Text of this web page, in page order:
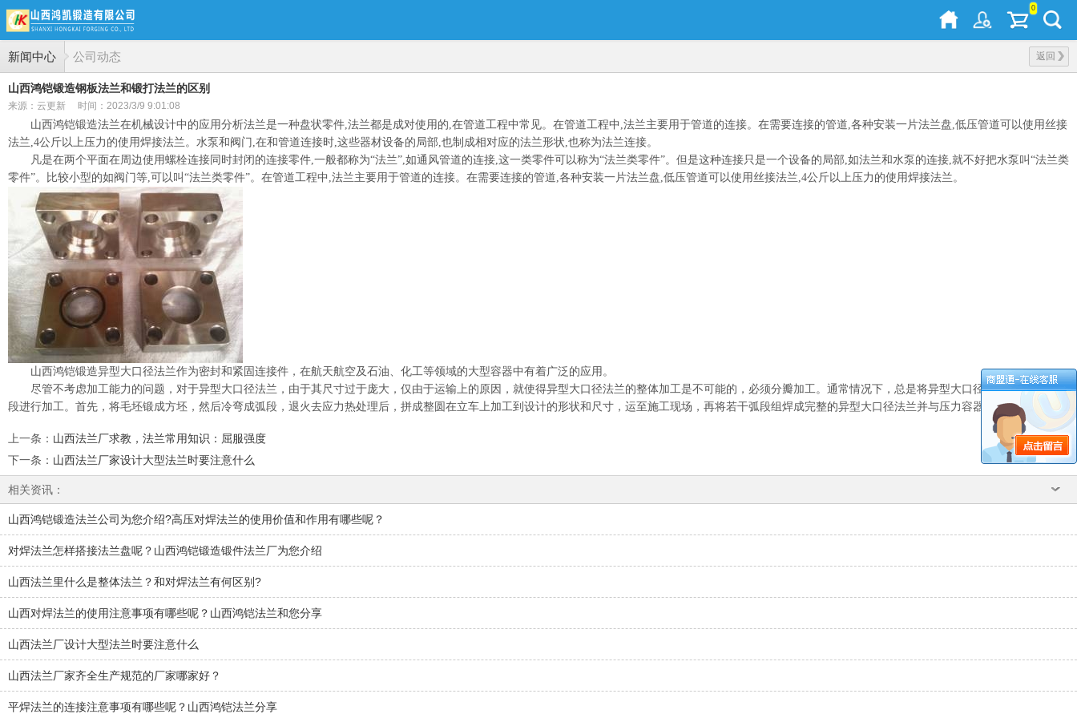
0
新闻中心 返回
公司动态
山西鸿铠锻造钢板法兰和锻打法兰的区别
来源：云更新 时间：2023/3/9 9:01:08
山西鸿铠锻造法兰在机械设计中的应用分析法兰是一种盘状零件,法兰都是成对使用的,在管道工程中常见。在管道工程中,法兰主要用于管道的连接。在需要连接的管道,各种安装一片法兰盘,低压管道可以使用丝接
法兰,4公斤以上压力的使用焊接法兰。水泵和阀门,在和管道连接时,这些器材设备的局部,也制成相对应的法兰形状,也称为法兰连接。
凡是在两个平面在周边使用螺栓连接同时封闭的连接零件,一般都称为“法兰”,如通风管道的连接,这一类零件可以称为“法兰类零件”。但是这种连接只是一个设备的局部,如法兰和水泵的连接,就不好把水泵叫“法兰类
零件”。比较小型的如阀门等,可以叫“法兰类零件”。在管道工程中,法兰主要用于管道的连接。在需要连接的管道,各种安装一片法兰盘,低压管道可以使用丝接法兰,4公斤以上压力的使用焊接法兰。
山西鸿铠锻造异型大口径法兰作为密封和紧固连接件，在航天航空及石油、化工等领域的大型容器中有着广泛的应用。
尽管不考虑加工能力的问题，对于异型大口径法兰，由于其尺寸过于庞大，仅由于运输上的原因，就使得异型大口径法兰的整体加工是不可能的，必须分瓣加工。通常情况下，总是将异型大口径法兰分成若干弧
段进行加工。首先，将毛坯锻成方坯，然后冷弯成弧段，退火去应力热处理后，拼成整圆在立车上加工到设计的形状和尺寸，运至施工现场，再将若干弧段组焊成完整的异型大口径法兰并与压力容器组焊。
上一条 ： 山西法兰厂求教，法兰常用知识：屈服强度
下一条 ： 山西法兰厂家设计大型法兰时要注意什么
相关资讯：
山西鸿铠锻造法兰公司为您介绍?高压对焊法兰的使用价值和作用有哪些呢？
对焊法兰怎样搭接法兰盘呢？山西鸿铠锻造锻件法兰厂为您介绍
山西法兰里什么是整体法兰？和对焊法兰有何区别?
山西对焊法兰的使用注意事项有哪些呢？山西鸿铠法兰和您分享
山西法兰厂设计大型法兰时要注意什么
山西法兰厂家齐全生产规范的厂家哪家好？
平焊法兰的连接注意事项有哪些呢？山西鸿铠法兰分享